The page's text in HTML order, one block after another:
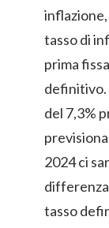
tasso di
prima
definitivo.
del 7,3%
2024 ci
tasso